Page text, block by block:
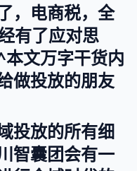
，电商税，全
有了应对思
文万字干货内
做投放的朋友
投放的所有细
智囊团会有一